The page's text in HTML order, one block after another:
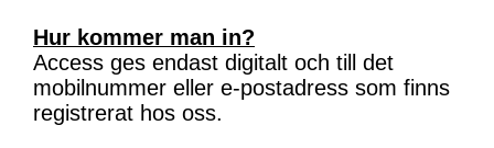
Hur kommer man in?
Access ges endast digitalt och till det
mobilnummer eller e-postadress som finns
registrerat hos oss.